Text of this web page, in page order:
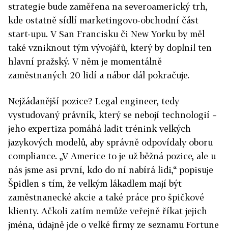
strategie bude zaměřena na severoamerický trh,
kde ostatně sídlí marketingovo-obchodní část
start-upu. V San Francisku či New Yorku by měl
také vzniknout tým vývojářů, který by doplnil ten
hlavní pražský. V něm je momentálně
zaměstnaných 20 lidí a nábor dál pokračuje.
Nejžádanější pozice? Legal engineer, tedy
vystudovaný právník, který se nebojí technologií –
jeho expertiza pomáhá ladit trénink velkých
jazykových modelů, aby správně odpovídaly oboru
compliance. „V Americe to je už běžná pozice, ale u
nás jsme asi první, kdo do ní nabírá lidi,“ popisuje
Špidlen s tím, že velkým lákadlem mají být
zaměstnanecké akcie a také práce pro špičkové
klienty. Ačkoli zatím nemůže veřejně říkat jejich
jména, údajně jde o velké firmy ze seznamu Fortune